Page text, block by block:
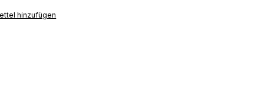
hinzufügen